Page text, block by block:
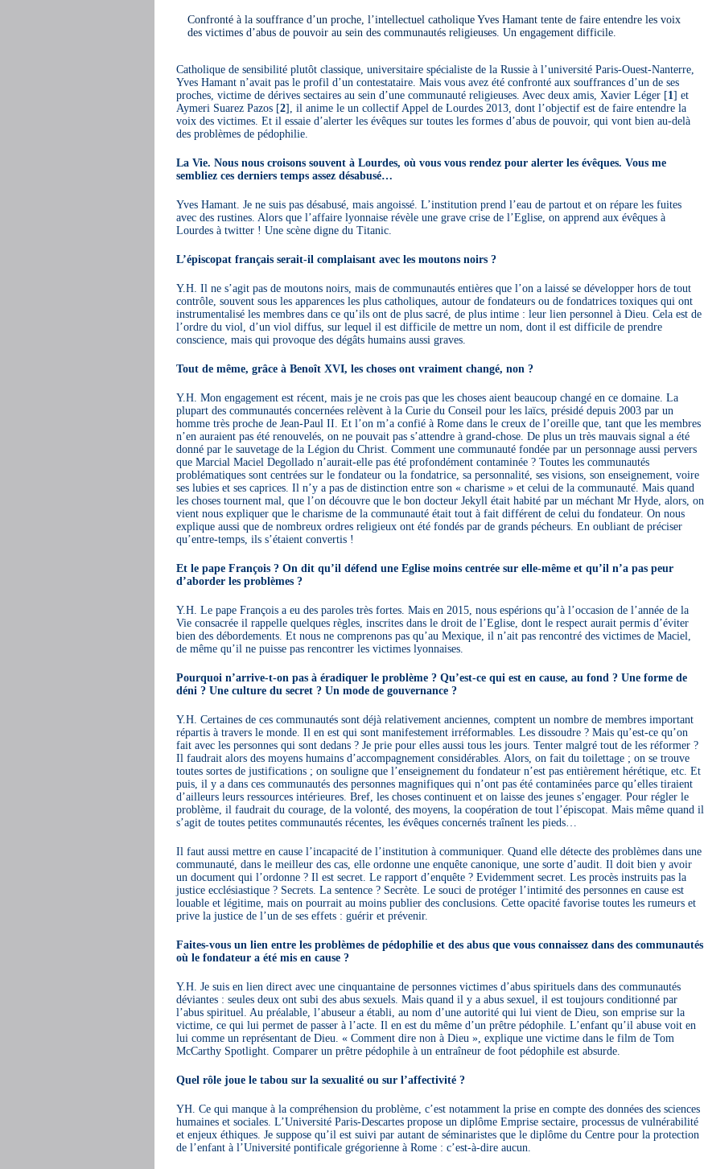
Confronté à la souffrance d’un proche, l’intellectuel catholique Yves Hamant tente de faire entendre les voix
des victimes d’abus de pouvoir au sein des communautés religieuses. Un engagement difficile.
Catholique de sensibilité plutôt classique, universitaire spécialiste de la Russie à l’université Paris-Ouest-Nanterre,
Yves Hamant n’avait pas le profil d’un contestataire. Mais vous avez été confronté aux souffrances d’un de ses
proches, victime de dérives sectaires au sein d’une communauté religieuses. Avec deux amis, Xavier Léger[1] et
Aymeri Suarez Pazos[2] , il anime le un collectif Appel de Lourdes 2013, dont l’objectif est de faire entendre la
voix des victimes. Et il essaie d’alerter les évêques sur toutes les formes d’abus de pouvoir, qui vont bien au-delà
des problèmes de pédophilie.
La Vie. Nous nous croisons souvent à Lourdes, où vous vous rendez pour alerter les évêques. Vous me
sembliez ces derniers temps assez désabusé…
Yves Hamant. Je ne suis pas désabusé, mais angoissé. L’institution prend l’eau de partout et on répare les fuites
avec des rustines. Alors que l’affaire lyonnaise révèle une grave crise de l’Eglise, on apprend aux évêques à
Lourdes à twitter ! Une scène digne du Titanic.
L’épiscopat français serait-il complaisant avec les moutons noirs ?
Y.H. Il ne s’agit pas de moutons noirs, mais de communautés entières que l’on a laissé se développer hors de tout
contrôle, souvent sous les apparences les plus catholiques, autour de fondateurs ou de fondatrices toxiques qui ont
instrumentalisé les membres dans ce qu’ils ont de plus sacré, de plus intime : leur lien personnel à Dieu. Cela est de
l’ordre du viol, d’un viol diffus, sur lequel il est difficile de mettre un nom, dont il est difficile de prendre
conscience, mais qui provoque des dégâts humains aussi graves.
Tout de même, grâce à Benoît XVI, les choses ont vraiment changé, non ?
Y.H. Mon engagement est récent, mais je ne crois pas que les choses aient beaucoup changé en ce domaine. La
plupart des communautés concernées relèvent à la Curie du Conseil pour les laïcs, présidé depuis 2003 par un
homme très proche de Jean-Paul II. Et l’on m’a confié à Rome dans le creux de l’oreille que, tant que les membres
n’en auraient pas été renouvelés, on ne pouvait pas s’attendre à grand-chose. De plus un très mauvais signal a été
donné par le sauvetage de la Légion du Christ. Comment une communauté fondée par un personnage aussi pervers
que Marcial Maciel Degollado n’aurait-elle pas été profondément contaminée ? Toutes les communautés
problématiques sont centrées sur le fondateur ou la fondatrice, sa personnalité, ses visions, son enseignement, voire
ses lubies et ses caprices. Il n’y a pas de distinction entre son « charisme » et celui de la communauté. Mais quand
les choses tournent mal, que l’on découvre que le bon docteur Jekyll était habité par un méchant Mr Hyde, alors, on
vient nous expliquer que le charisme de la communauté était tout à fait différent de celui du fondateur. On nous
explique aussi que de nombreux ordres religieux ont été fondés par de grands pécheurs. En oubliant de préciser
qu’entre-temps, ils s’étaient convertis !
Et le pape François ? On dit qu’il défend une Eglise moins centrée sur elle-même et qu’il n’a pas peur
d’aborder les problèmes ?
Y.H. Le pape François a eu des paroles très fortes. Mais en 2015, nous espérions qu’à l’occasion de l’année de la
Vie consacrée il rappelle quelques règles, inscrites dans le droit de l’Eglise, dont le respect aurait permis d’éviter
bien des débordements. Et nous ne comprenons pas qu’au Mexique, il n’ait pas rencontré des victimes de Maciel,
de même qu’il ne puisse pas rencontrer les victimes lyonnaises.
Pourquoi n’arrive-t-on pas à éradiquer le problème ? Qu’est-ce qui est en cause, au fond ? Une forme de
déni ? Une culture du secret ? Un mode de gouvernance ?
Y.H. Certaines de ces communautés sont déjà relativement anciennes, comptent un nombre de membres important
répartis à travers le monde. Il en est qui sont manifestement irréformables. Les dissoudre ? Mais qu’est-ce qu’on
fait avec les personnes qui sont dedans ? Je prie pour elles aussi tous les jours. Tenter malgré tout de les réformer ?
Il faudrait alors des moyens humains d’accompagnement considérables. Alors, on fait du toilettage ; on se trouve
toutes sortes de justifications ; on souligne que l’enseignement du fondateur n’est pas entièrement hérétique, etc. Et
puis, il y a dans ces communautés des personnes magnifiques qui n’ont pas été contaminées parce qu’elles tiraient
d’ailleurs leurs ressources intérieures. Bref, les choses continuent et on laisse des jeunes s’engager. Pour régler le
problème, il faudrait du courage, de la volonté, des moyens, la coopération de tout l’épiscopat. Mais même quand il
s’agit de toutes petites communautés récentes, les évêques concernés traînent les pieds…
Il faut aussi mettre en cause l’incapacité de l’institution à communiquer. Quand elle détecte des problèmes dans une
communauté, dans le meilleur des cas, elle ordonne une enquête canonique, une sorte d’audit. Il doit bien y avoir
un document qui l’ordonne ? Il est secret. Le rapport d’enquête ? Evidemment secret. Les procès instruits pas la
justice ecclésiastique ? Secrets. La sentence ? Secrète. Le souci de protéger l’intimité des personnes en cause est
louable et légitime, mais on pourrait au moins publier des conclusions. Cette opacité favorise toutes les rumeurs et
prive la justice de l’un de ses effets : guérir et prévenir.
Faites-vous un lien entre les problèmes de pédophilie et des abus que vous connaissez dans des communautés
où le fondateur a été mis en cause ?
Y.H. Je suis en lien direct avec une cinquantaine de personnes victimes d’abus spirituels dans des communautés
déviantes : seules deux ont subi des abus sexuels. Mais quand il y a abus sexuel, il est toujours conditionné par
l’abus spirituel. Au préalable, l’abuseur a établi, au nom d’une autorité qui lui vient de Dieu, son emprise sur la
victime, ce qui lui permet de passer à l’acte. Il en est du même d’un prêtre pédophile. L’enfant qu’il abuse voit en
lui comme un représentant de Dieu. « Comment dire non à Dieu », explique une victime dans le film de Tom
McCarthy Spotlight. Comparer un prêtre pédophile à un entraîneur de foot pédophile est absurde.
Quel rôle joue le tabou sur la sexualité ou sur l’affectivité ?
YH. Ce qui manque à la compréhension du problème, c’est notamment la prise en compte des données des sciences
humaines et sociales. L’Université Paris-Descartes propose un diplôme Emprise sectaire, processus de vulnérabilité
et enjeux éthiques. Je suppose qu’il est suivi par autant de séminaristes que le diplôme du Centre pour la protection
de l’enfant à l’Université pontificale grégorienne à Rome : c’est-à-dire aucun.